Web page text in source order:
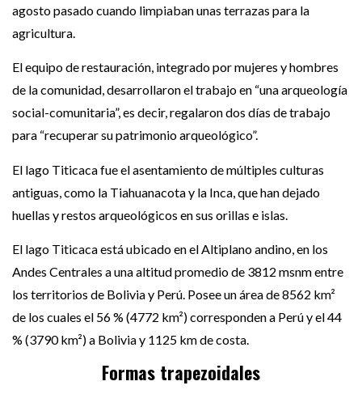
agosto pasado cuando limpiaban unas terrazas para la
agricultura.
El equipo de restauración, integrado por mujeres y hombres
de la comunidad, desarrollaron el trabajo en “una arqueología
social-comunitaria”, es decir, regalaron dos días de trabajo
para “recuperar su patrimonio arqueológico”.
El lago Titicaca fue el asentamiento de múltiples culturas
antiguas, como la Tiahuanacota y la Inca, que han dejado
huellas y restos arqueológicos en sus orillas e islas.
El lago Titicaca está ubicado en el Altiplano andino, en los
Andes Centrales a una altitud promedio de 3812 msnm entre
los territorios de Bolivia y Perú. Posee un área de 8562 km²
de los cuales el 56 % (4772 km²) corresponden a Perú y el 44
% (3790 km²) a Bolivia y 1125 km de costa.
Formas trapezoidales